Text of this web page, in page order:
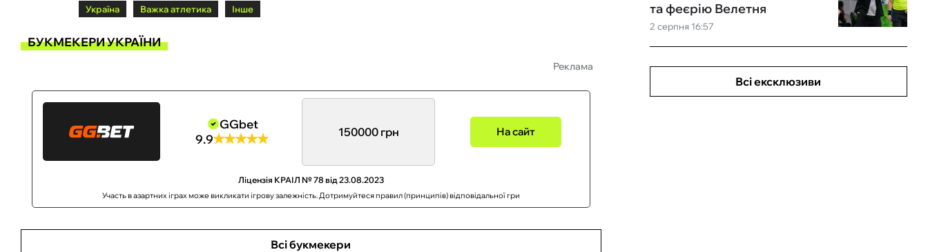
Україна Важка атлетика Інше
БУКМЕКЕРИ УКРАЇНИ
Реклама
GGbet
9.9
150000 грн На сайт
Ліцензія КРАІЛ № 78 від 23.08.2023
Участь в азартних іграх може викликати ігрову залежність. Дотримуйтеся правил (принципів) відповідальної гри
Всі букмекери
2 серпня 16:57
та феєрію Велетня
Всі ексклюзиви